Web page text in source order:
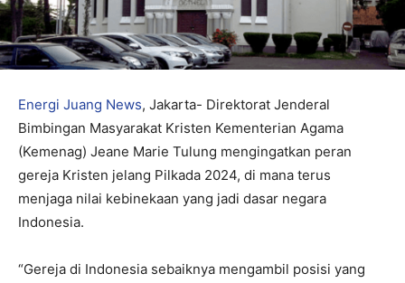
Energi Juang News, Jakarta- Direktorat Jenderal
Bimbingan Masyarakat Kristen Kementerian Agama
(Kemenag) Jeane Marie Tulung mengingatkan peran
gereja Kristen jelang Pilkada 2024, di mana terus
menjaga nilai kebinekaan yang jadi dasar negara
Indonesia.
“Gereja di Indonesia sebaiknya mengambil posisi yang